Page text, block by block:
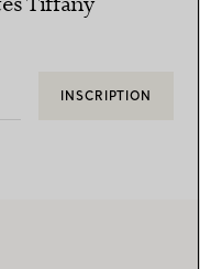
INSCRIPTION